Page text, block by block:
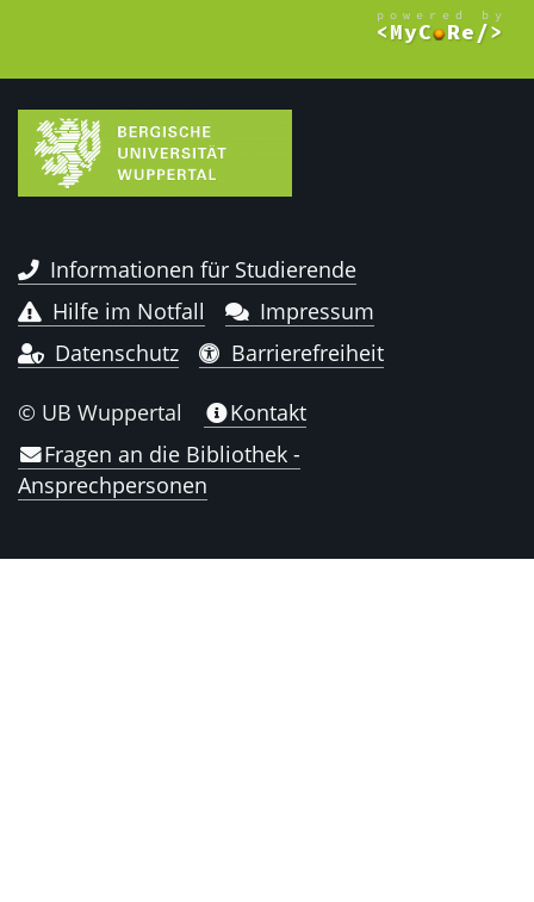
Informationen für Studierende
Hilfe im Notfall
Impressum
Datenschutz
Barrierefreiheit
© UB Wuppertal
Kontakt
Fragen an die Bibliothek -
Ansprechpersonen